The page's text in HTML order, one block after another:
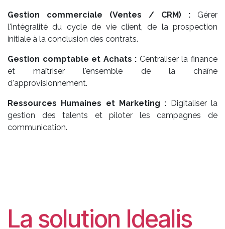
Gestion commerciale (Ventes / CRM) : Gérer
l'intégralité du cycle de vie client, de la prospection
initiale à la conclusion des contrats.
Gestion comptable et Achats : Centraliser la finance
et maîtriser l'ensemble de la chaîne
d'approvisionnement.
Ressources Humaines et Marketing : Digitaliser la
gestion des talents et piloter les campagnes de
communication.
La solution Idealis